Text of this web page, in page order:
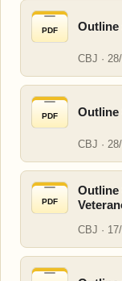
PDF Outline
CBJ ·
PDF Outline
CBJ ·
PDF
Outline
CBJ ·